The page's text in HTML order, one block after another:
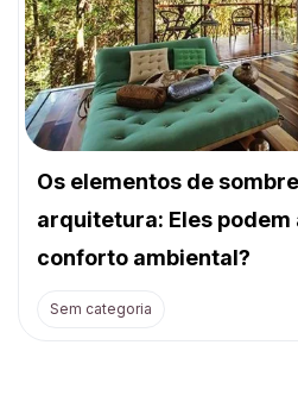
Os elementos de
arquitetura: Eles podem
conforto ambiental?
Sem categoria